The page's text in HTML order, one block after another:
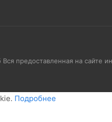
предоставленная на сайте
Подробнее